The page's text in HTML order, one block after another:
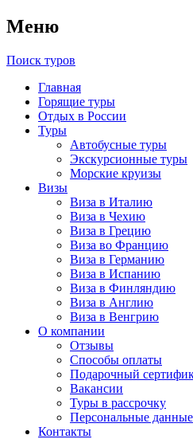
Меню
Поиск туров
Главная
Горящие туры
Отдых в России
Туры
Автобусные туры
Экскурсионные туры
Морские круизы
Визы
Виза в Италию
Виза в Чехию
Виза в Грецию
Виза во Францию
Виза в Германию
Виза в Испанию
Виза в Финляндию
Виза в Англию
Виза в Венгрию
О компании
Отзывы
Способы оплаты
Подарочный
Вакансии
Туры в рассрочку
Персональные данные
Контакты